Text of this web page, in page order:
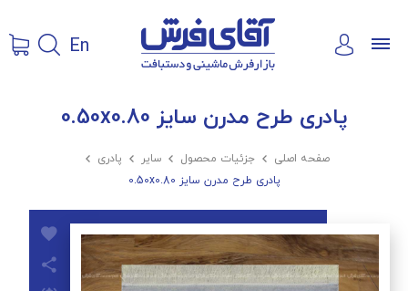
En
پادری طرح مدرن سایز 0.50x0.80
صفحه اصلی  جزئیات محصول  سایر  پادری 
پادری طرح مدرن سایز 0.50x0.80